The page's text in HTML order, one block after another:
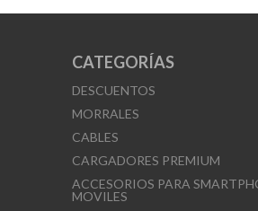
CATEGORÍAS
DESCUENTOS
MORRALES
CABLES
CARGADORES PREMIUM
ACCESORIOS PARA
MOVILES